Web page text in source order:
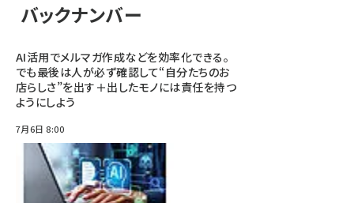
バックナンバー
AI活用でメルマガ作成などを効率化できる。
でも最後は人が必ず確認して“自分たちのお
店らしさ”を出す＋出したモノには責任を持つ
ようにしよう
7月6日 8:00